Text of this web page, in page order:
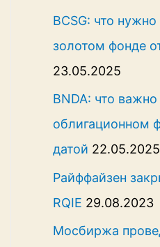
BCSG: что
золотом фонде
23.05.2025
BNDA: что важно
облигационном
датой 22.05.2025
Райффайзен
RQIE 29.08.2023
Мосбиржа